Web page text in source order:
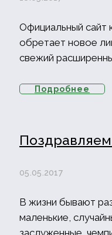
Официальный сайт
обретает новое
свежий
Подробнее
05.05.2017
В жизни бывают
маленькие,